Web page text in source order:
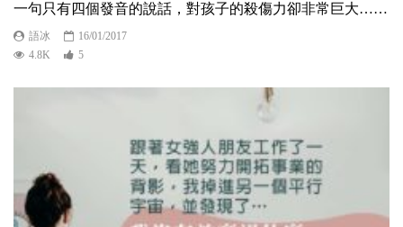
一句只有四個發音的說話，對孩子的殺傷力卻非常巨大……
語冰
16/01/2017
4.8K
5